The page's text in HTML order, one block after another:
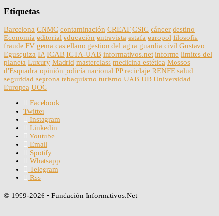
Etiquetas
Barcelona CNMC contaminación CREAF CSIC cáncer destino
Economía editorial educación entrevista estafa europol filosofía
fraude FV gema castellano gestion del agua guardia civil Gustavo
Egusquiza IA ICAB ICTA-UAB informativos.net informe limites del
planeta Luxury Madrid masterclass medicina estética Mossos
d'Esquadra opinión policía nacional PP reciclaje RENFE salud
seguridad seprona tabaquismo turismo UAB UB Universidad
Europea UOC
Facebook
Twitter
Instagram
Linkedin
Youtube
Email
Spotify
Whatsapp
Telegram
Rss
© 1999-2026 • Fundación Informativos.Net